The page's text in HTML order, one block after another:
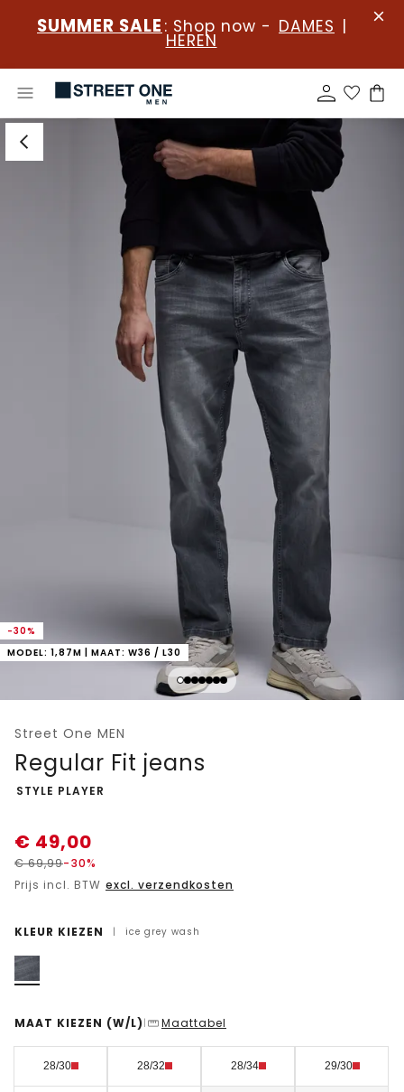
SUMMER SALE : Shop now - DAMES |
HEREN
-30%
MODEL: 1,87M | MAAT: W36 / L30
Street One MEN
Regular Fit jeans
-
STYLE PLAYER
€ 49,00
€69,99-30%
Prijs incl. BTW excl. verzendkosten
KLEUR KIEZEN | ice grey wash
MAAT KIEZEN (W/L) | Maattabel
28/30 28/32 28/34 29/30